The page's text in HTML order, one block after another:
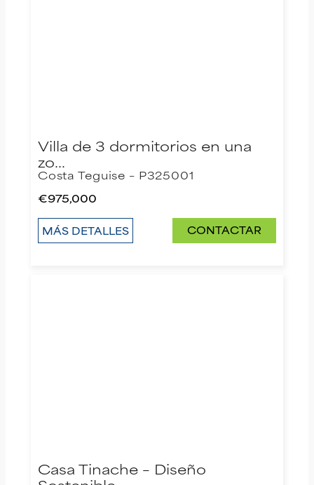
Villa de 3 dormitorios en una
zo…
Costa Teguise – P325001
€975,000
MÁS DETALLES CONTACTAR
Casa Tinache – Diseño